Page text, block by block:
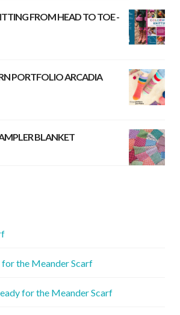
FROM HEAD TO TOE -
PORTFOLIO ARCADIA
BLANKET
the Meander Scarf
for the Meander Scarf